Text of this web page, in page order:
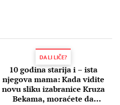
DA LI LIČE?
10 godina starija i – ista
njegova mama: Kada vidite
novu sliku izabranice Kruza
Bekama, moraćete da